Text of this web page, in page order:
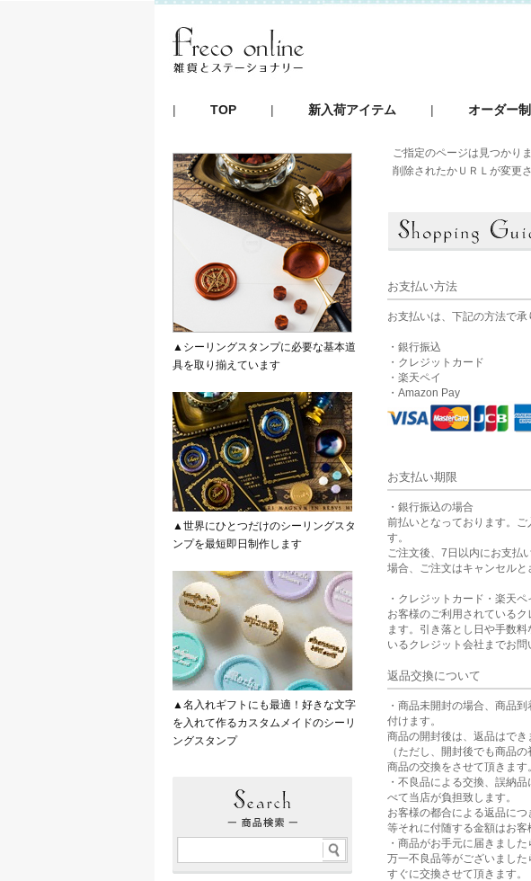
TOP 新入荷アイテム オーダー
ご指定のページは見つかりま
削除されたかＵＲＬが変更
お支払い方法
お支払いは、下記の方法で承
・銀行振込
・クレジットカード
・楽天ペイ
・Amazon Pay
お支払い期限
・銀行振込の場合
前払いとなっております。
す。
ご注文後、7日以内にお支払
場合、ご注文はキャンセルと
・クレジットカード・楽天
お客様のご利用されている
ます。引き落とし日や手数
いるクレジット会社までお問
返品交換について
・商品未開封の場合、商品
付けます。
商品の開封後は、返品はでき
（ただし、開封後でも商品
商品の交換をさせて頂きます
・不良品による交換、誤納
べて当店が負担致します。
お客様の都合による返品に
等それに付随する金額はお客
・商品がお手元に届きまし
万一不良品等がございました
すぐに交換させて頂きます。
▲シーリングスタンプに必要な基本道
具を取り揃えています
▲世界にひとつだけのシーリングスタ
ンプを最短即日制作します
▲名入れギフトにも最適！好きな文字
を入れて作るカスタムメイドのシーリ
ングスタンプ